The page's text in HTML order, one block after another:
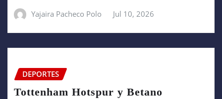
Yajaira Pacheco Polo Jul 10, 2026
DEPORTES
Tottenham Hotspur y Betano